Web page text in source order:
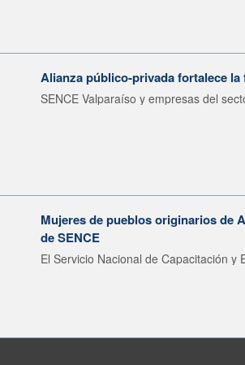
Alianza público-privada fortalece
SENCE Valparaíso y empresas del
Mujeres de pueblos originarios de
de SENCE
El Servicio Nacional de Capacitación y